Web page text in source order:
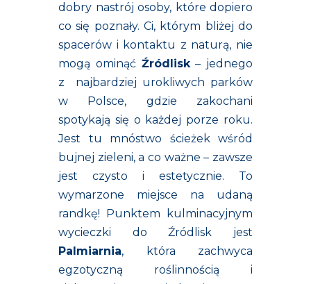
dobry nastrój osoby, które dopiero
co się poznały. Ci, którym bliżej do
spacerów i kontaktu z naturą, nie
mogą ominąć Źródlisk– jednego
z najbardziej urokliwych parków
w Polsce, gdzie zakochani
spotykają się o każdej porze roku.
Jest tu mnóstwo ścieżek wśród
bujnej zieleni, a co ważne – zawsze
jest czysto i estetycznie. To
wymarzone miejsce na udaną
randkę! Punktem kulminacyjnym
wycieczki do Źródlisk jest
Palmiarnia, która zachwyca
egzotyczną roślinnością i